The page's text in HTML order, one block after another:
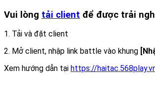
Vui lòng tải client để được trải
1. Tải và đặt client
2. Mở client, nhập link battle vào khung
Xem hướng dẫn tại https://